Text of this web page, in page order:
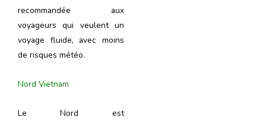
recommandée aux
voyageurs qui veulent un
voyage fluide, avec moins
de risques météo.
Nord Vietnam
Le Nord est